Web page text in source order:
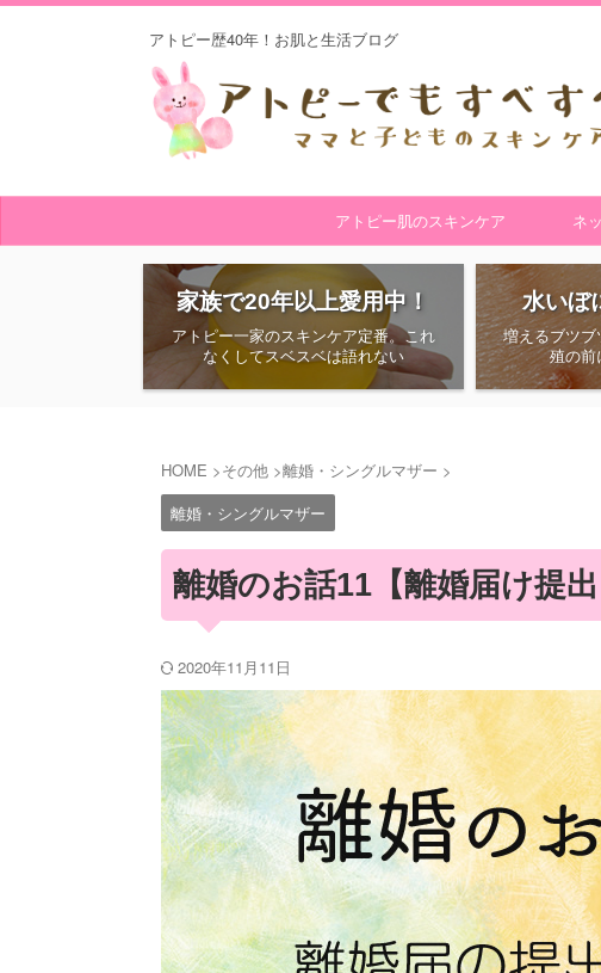
アトピー歴40年！お肌と生活ブログ
アトピー肌のスキンケア ネ
家族で20年以上愛用中！
アトピー一家のスキンケア定番。これ
なくしてスベスベは語れない
水いぼ
増えるブツ
殖の前
HOME >その他 >離婚・シングルマザー >
離婚・シングルマザー
離婚のお話11【離婚届け提
2020年11月11日